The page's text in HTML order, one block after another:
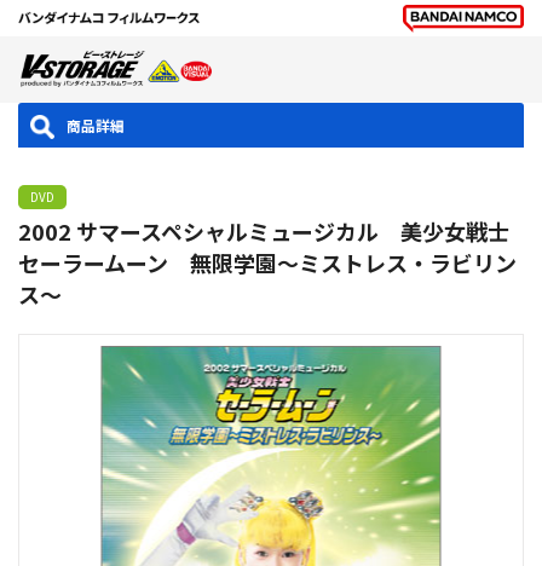
商品詳細
DVD
2002 サマースペシャルミュージカル 美少女戦士
セーラームーン 無限学園～ミストレス・ラビリン
ス～